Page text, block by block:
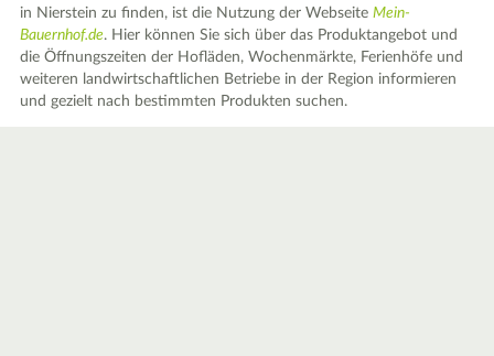
in Nierstein zu finden, ist die Nutzung der WebseiteMein-
Bauernhof.de. Hier können Sie sich über das Produktangebot und
die Öffnungszeiten der Hofläden, Wochenmärkte, Ferienhöfe und
weiteren landwirtschaftlichen Betriebe in der Region informieren
und gezielt nach bestimmten Produkten suchen.